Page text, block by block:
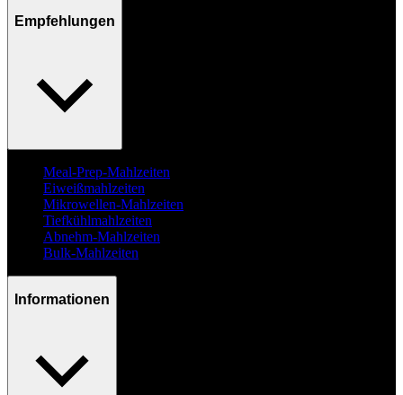
Empfehlungen
Meal-Prep-Mahlzeiten
Eiweißmahlzeiten
Mikrowellen-Mahlzeiten
Tiefkühlmahlzeiten
Abnehm-Mahlzeiten
Bulk-Mahlzeiten
Informationen